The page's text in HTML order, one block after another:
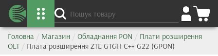
Головна / Магазин / Обладнання PON / Плати розширення
OLT / Плата розширення ZTE GTGH C++ G22 (GPON)